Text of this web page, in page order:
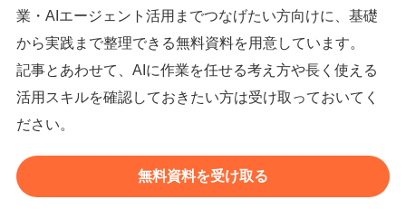
業・AIエージェント活用までつなげたい方向けに、基礎
から実践まで整理できる無料資料を用意しています。
記事とあわせて、AIに作業を任せる考え方や長く使える
活用スキルを確認しておきたい方は受け取っておいてく
ださい。
無料資料を受け取る